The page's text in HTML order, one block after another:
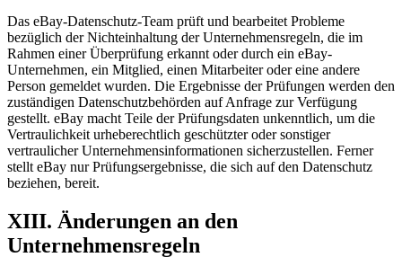
Das eBay-Datenschutz-Team prüft und bearbeitet Probleme
bezüglich der Nichteinhaltung der Unternehmensregeln, die im
Rahmen einer Überprüfung erkannt oder durch ein eBay-
Unternehmen, ein Mitglied, einen Mitarbeiter oder eine andere
Person gemeldet wurden. Die Ergebnisse der Prüfungen werden den
zuständigen Datenschutzbehörden auf Anfrage zur Verfügung
gestellt. eBay macht Teile der Prüfungsdaten unkenntlich, um die
Vertraulichkeit urheberechtlich geschützter oder sonstiger
vertraulicher Unternehmensinformationen sicherzustellen. Ferner
stellt eBay nur Prüfungsergebnisse, die sich auf den Datenschutz
beziehen, bereit.
XIII. Änderungen an den
Unternehmensregeln